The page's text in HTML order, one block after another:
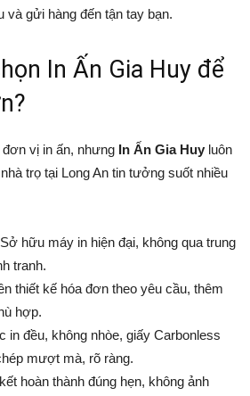
và gửi hàng đến tận tay bạn.
In Ấn Gia Huy để
vị in ấn, nhưng In Ấn Gia Huy luôn
trọ tại Long An tin tưởng suốt nhiều
Sở hữu máy in hiện đại, không qua trung
tranh.
thiết kế hóa đơn theo yêu cầu, thêm
hợp.
in đều, không nhòe, giấy Carbonless
mượt mà, rõ ràng.
hoàn thành đúng hẹn, không ảnh